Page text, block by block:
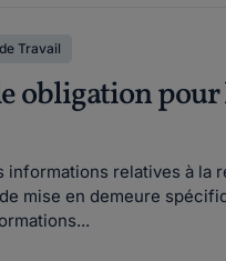
Travail
obligation
relatives à la
mise en demeure